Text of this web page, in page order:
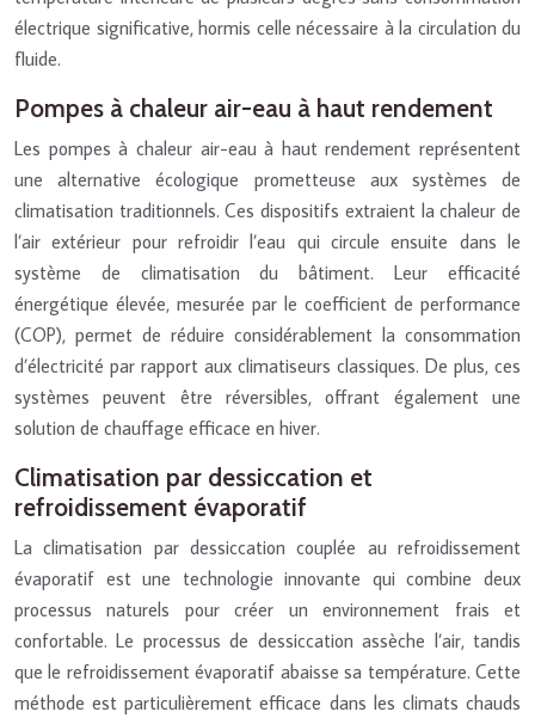
électrique significative, hormis celle nécessaire à la circulation du
fluide.
Pompes à chaleur air-eau à haut rendement
Les pompes à chaleur air-eau à haut rendement représentent
une alternative écologique prometteuse aux systèmes de
climatisation traditionnels. Ces dispositifs extraient la chaleur de
l’air extérieur pour refroidir l’eau qui circule ensuite dans le
système de climatisation du bâtiment. Leur efficacité
énergétique élevée, mesurée par le coefficient de performance
(COP), permet de réduire considérablement la consommation
d’électricité par rapport aux climatiseurs classiques. De plus, ces
systèmes peuvent être réversibles, offrant également une
solution de chauffage efficace en hiver.
Climatisation par dessiccation et
refroidissement évaporatif
La climatisation par dessiccation couplée au refroidissement
évaporatif est une technologie innovante qui combine deux
processus naturels pour créer un environnement frais et
confortable. Le processus de dessiccation assèche l’air, tandis
que le refroidissement évaporatif abaisse sa température. Cette
méthode est particulièrement efficace dans les climats chauds